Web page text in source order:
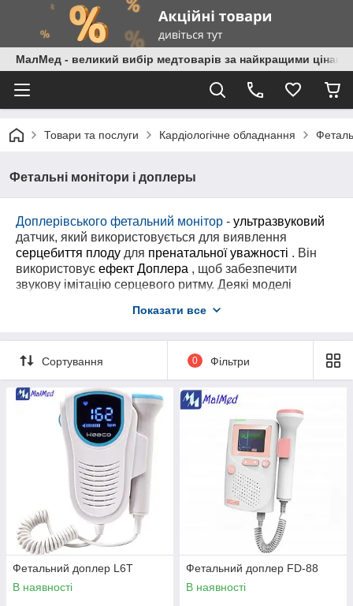
МалМед - великий вибір медтоварів за найкращими цінами
Товари та послуги Кардіологічне обладнання
Фетальні монітори і доплеры
Доплерівського фетальний монітор - ультразвуковий
датчик, який використовується для виявлення
серцебиття плоду для пренатальної уважності . Він
використовує ефект Доплера , щоб забезпечити
звукову імітацію серцевого ритму. Деякі моделі
серцевих скороченьв ударах в хвилину (BPM)
Показати все
Сортування 0 Фільтри
Фетальний доплер L6T
В наявності
Фетальний доплер FD-88
В наявності